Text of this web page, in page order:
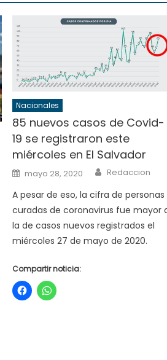
Nacionales
85 nuevos casos de Covid-
19 se registraron este
miércoles en El Salvador
Posted
on
mayo 28, 2020 Author
Redaccion
A pesar de eso, la cifra de personas
curadas de coronavirus fue mayor
la de casos nuevos registrados el
miércoles 27 de mayo de 2020.
Compartir noticia: